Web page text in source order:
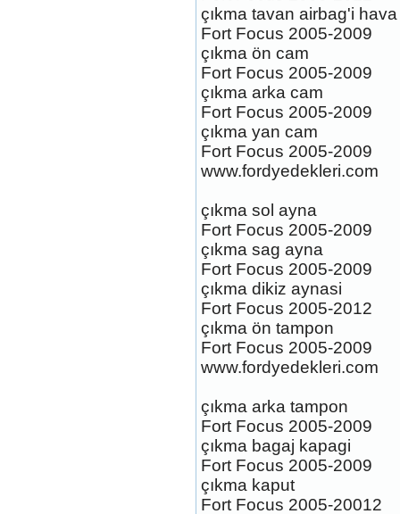
çıkma tavan airbag'i
Fort Focus 2005-2009
çıkma ön cam
Fort Focus 2005-2009
çıkma arka cam
Fort Focus 2005-2009
çıkma yan cam
Fort Focus 2005-2009
www.fordyedekleri.com
çıkma sol ayna
Fort Focus 2005-2009
çıkma sag ayna
Fort Focus 2005-2009
çıkma dikiz aynasi
Fort Focus 2005-2012
çıkma ön tampon
Fort Focus 2005-2009
www.fordyedekleri.com
çıkma arka tampon
Fort Focus 2005-2009
çıkma bagaj kapagi
Fort Focus 2005-2009
çıkma kaput
Fort Focus 2005-20012